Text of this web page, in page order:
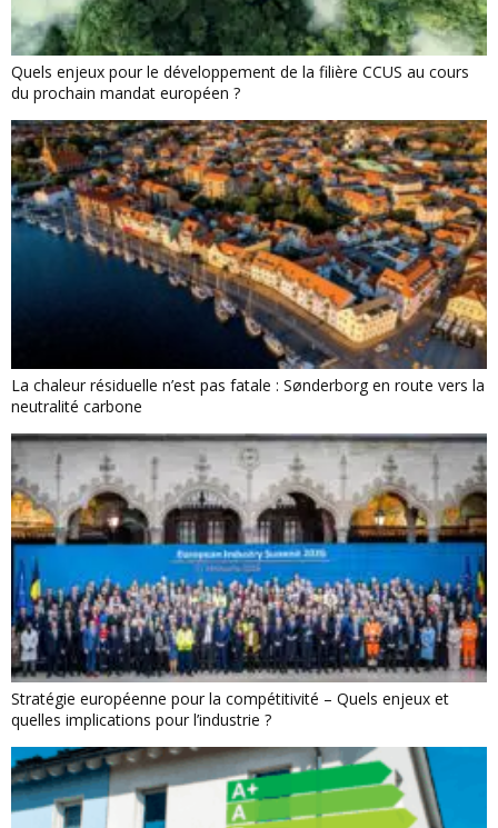
Quels enjeux pour le développement de la filière CCUS au cours
du prochain mandat européen ?
La chaleur résiduelle n’est pas fatale : Sønderborg en route vers la
neutralité carbone
Stratégie européenne pour la compétitivité – Quels enjeux et
quelles implications pour l’industrie ?